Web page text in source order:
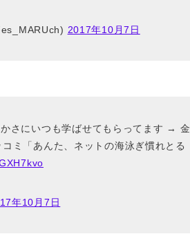
2017年10月7日
さにいつも学ばせてもらってます → 金
ミ「あんた、ネットの海泳ぎ慣れとる
年10月7日